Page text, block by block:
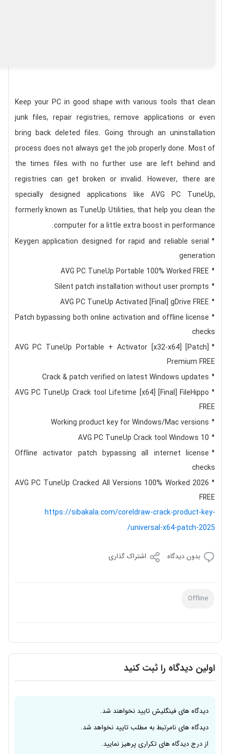
Keep your PC in good shape with various tools that clean
junk files, repair registries, remove applications or even
bring back deleted files. Going through an uninstallation
process does not always get the job properly done. Most of
the times files with no further use are left behind and
registries can get broken or invalid. However, there are
specially designed applications like AVG PC TuneUp,
formerly known as TuneUp Utilities, that help you clean the
computer for a little extra boost in performance.
Keygen application designed for rapid and reliable serial
generation
AVG PC TuneUp Portable 100% Worked FREE
Silent patch installation without user prompts
AVG PC TuneUp Activated [Final] gDrive FREE
Patch bypassing both online activation and offline license
checks
AVG PC TuneUp Portable + Activator [x32-x64] [Patch]
Premium FREE
Crack & patch verified on latest Windows updates
AVG PC TuneUp Crack tool Lifetime [x64] [Final] FileHippo
FREE
Working product key for Windows/Mac versions
AVG PC TuneUp Crack tool Windows 10
Offline activator patch bypassing all internet license
checks
AVG PC TuneUp Cracked All Versions 100% Worked 2026
FREE
https://sibakala.com/coreldraw-crack-product-key-
universal-x64-patch-2025/
بدون دیدگاه اشتراک گذاری
Offline
اولین دیدگاه را ثبت کنید
دیدگاه های فینگلیش تایید نخواهند شد.
دیدگاه های نامرتبط به مطلب تایید نخواهد شد.
از درج دیدگاه های تکراری پرهیز نمایید.